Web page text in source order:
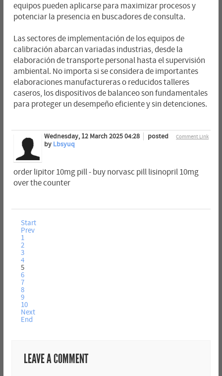
equipos pueden aplicarse para maximizar procesos y
potenciar la presencia en buscadores de consulta.
Las sectores de implementación de los equipos de
calibración abarcan variadas industrias, desde la
elaboración de transporte personal hasta el supervisión
ambiental. No importa si se considera de importantes
elaboraciones manufactureras o reducidos talleres
caseros, los dispositivos de balanceo son fundamentales
para proteger un desempeño eficiente y sin detenciones.
Comment Link
Wednesday, 12 March 2025 04:28
posted
by Lbsyuq
order lipitor 10mg pill - buy norvasc pill lisinopril 10mg
over the counter
Start
Prev
1
2
3
4
5
6
7
8
9
10
Next
End
LEAVE A COMMENT